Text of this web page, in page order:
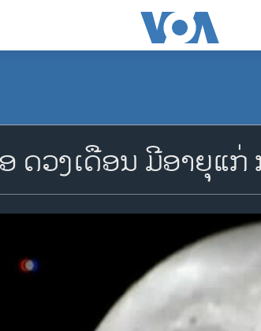
ດວງເດືອນ ມີອາຍຸແ